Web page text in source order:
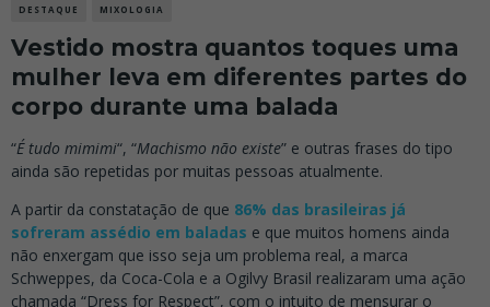
DESTAQUE MIXOLOGIA
Vestido mostra quantos toques uma
mulher leva em diferentes partes do
corpo durante uma balada
“É tudo mimimi“, “Machismo não existe” e outras frases do tipo
ainda são repetidas por muitas pessoas atualmente.
A partir da constatação de que 86% das brasileiras já
sofreram assédio em baladas e que muitos homens ainda
não enxergam que isso seja um problema real, a marca
Schweppes, da Coca-Cola e a Ogilvy Brasil realizaram uma ação
chamada “Dress for Respect”, com o intuito de mensurar o